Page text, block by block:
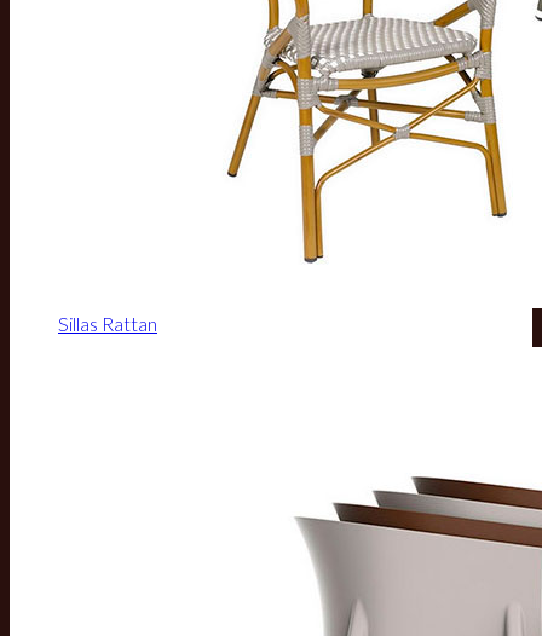
Sillas Rattan